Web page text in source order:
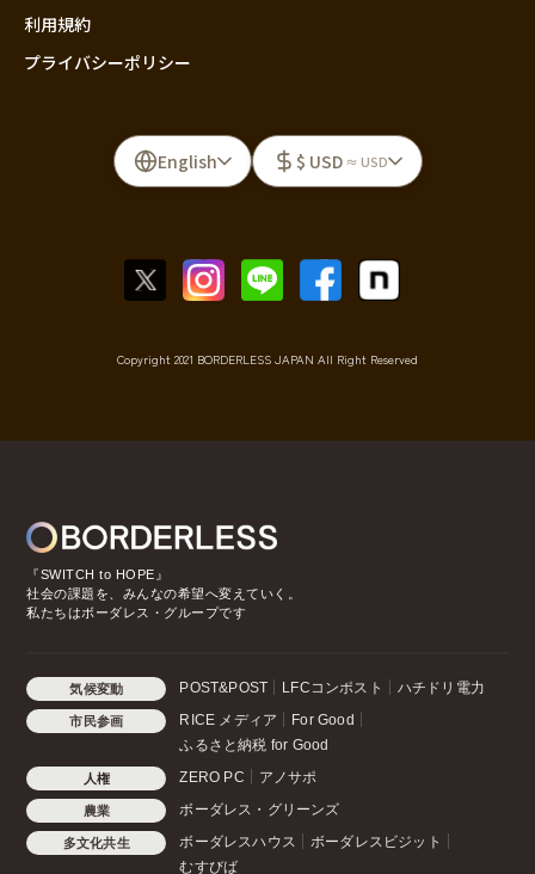
利用規約
プライバシーポリシー
English $ USD ≈ USD
Copyright 2021 BORDERLESS JAPAN All Right Reserved
『SWITCH to HOPE』
社会の課題を、みんなの希望へ変えていく。
私たちはボーダレス・グループです
気候変動 POST&POST LFCコンポスト ハチドリ電力
市民参画 RICE メディア
For Good
ふるさと納税 for Good
人権 ZERO PC アノサポ
農業 ボーダレス・グリーンズ
多文化共生 ボーダレスハウス
ボーダレスビジット
むすびば